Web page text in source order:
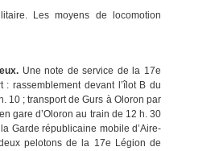
Les moyens de locomotion
Une note de service de la 17e
rassemblement devant l’îlot B du
10 ; transport de Gurs à Oloron par
gare d’Oloron au train de 12 h. 30
Garde républicaine mobile d’Aire-
pelotons de la 17e Légion de